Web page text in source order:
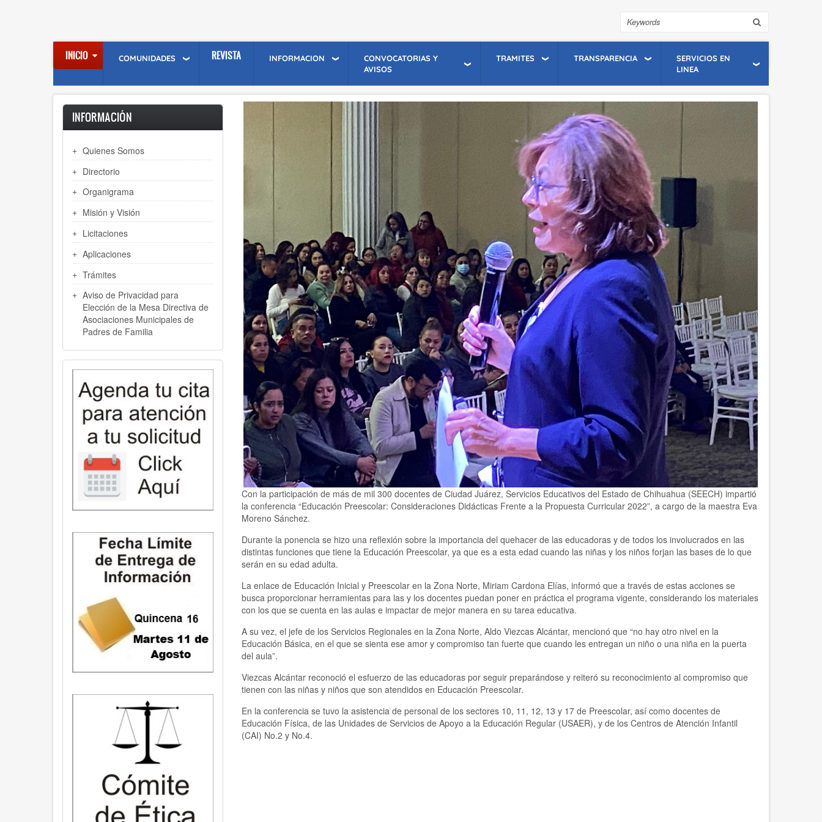
Search
INICIO COMUNIDADES REVISTA INFORMACION
CONVOCATORIAS Y
AVISOS
TRAMITES TRANSPARENCIA
SERVICIOS EN
LINEA
INFORMACIÓN
Quienes Somos
Directorio
Organigrama
Misión y Visión
Licitaciones
Aplicaciones
Trámites
Aviso de Privacidad para
Elección de la Mesa Directiva de
Asociaciones Municipales de
Padres de Familia
Con la participación de más de mil 300 docentes de Ciudad Juárez, Servicios Educativos del Estado de Chihuahua (SEECH) impartió
la conferencia “Educación Preescolar: Consideraciones Didácticas Frente a la Propuesta Curricular 2022”, a cargo de la maestra Eva
Moreno Sánchez.
Durante la ponencia se hizo una reflexión sobre la importancia del quehacer de las educadoras y de todos los involucrados en las
distintas funciones que tiene la Educación Preescolar, ya que es a esta edad cuando las niñas y los niños forjan las bases de lo que
serán en su edad adulta.
La enlace de Educación Inicial y Preescolar en la Zona Norte, Miriam Cardona Elías, informó que a través de estas acciones se
busca proporcionar herramientas para las y los docentes puedan poner en práctica el programa vigente, considerando los materiales
con los que se cuenta en las aulas e impactar de mejor manera en su tarea educativa.
A su vez, el jefe de los Servicios Regionales en la Zona Norte, Aldo Viezcas Alcántar, mencionó que “no hay otro nivel en la
Educación Básica, en el que se sienta ese amor y compromiso tan fuerte que cuando les entregan un niño o una niña en la puerta
del aula”.
Viezcas Alcántar reconoció el esfuerzo de las educadoras por seguir preparándose y reiteró su reconocimiento al compromiso que
tienen con las niñas y niños que son atendidos en Educación Preescolar.
En la conferencia se tuvo la asistencia de personal de los sectores 10, 11, 12, 13 y 17 de Preescolar, así como docentes de
Educación Física, de las Unidades de Servicios de Apoyo a la Educación Regular (USAER), y de los Centros de Atención Infantil
(CAI) No.2 y No.4.